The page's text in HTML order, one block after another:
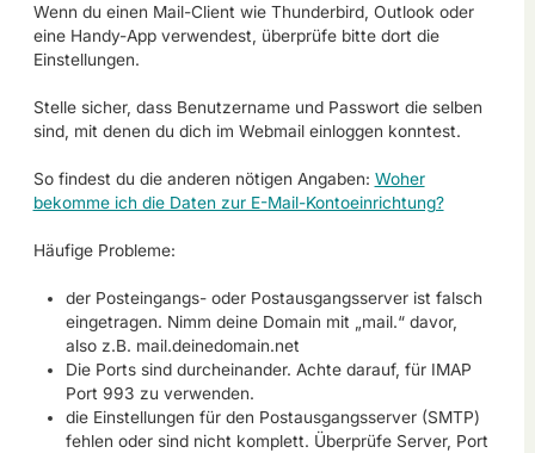
Wenn du einen Mail-Client wie Thunderbird, Outlook oder
eine Handy-App verwendest, überprüfe bitte dort die
Einstellungen.
Stelle sicher, dass Benutzername und Passwort die selben
sind, mit denen du dich im Webmail einloggen konntest.
So findest du die anderen nötigen Angaben: Woher
bekomme ich die Daten zur E-Mail-Kontoeinrichtung?
Häufige Probleme:
der Posteingangs- oder Postausgangsserver ist falsch
eingetragen. Nimm deine Domain mit „mail.“ davor,
also z.B. mail.deinedomain.net
Die Ports sind durcheinander. Achte darauf, für IMAP
Port 993 zu verwenden.
die Einstellungen für den Postausgangsserver (SMTP)
fehlen oder sind nicht komplett. Überprüfe Server, Port